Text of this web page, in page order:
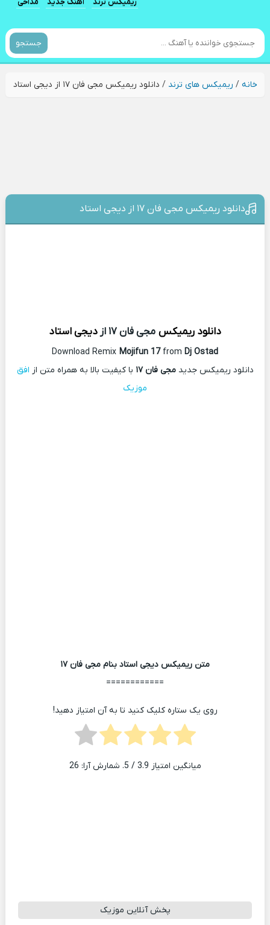
جستجو
خانه/ ریمیکس های ترند / دانلود ریمیکس مجی فان ۱۷ از دیجی استاد
دانلود ریمیکس مجی فان ۱۷ از دیجی استاد
دانلود ریمیکس مجی فان ۱۷ از دیجی استاد
Download Remix Mojifun 17from Dj Ostad
دانلود ریمیکس جدیدمجی فان ۱۷ با کیفیت بالا به همراه متن از افق
موزیک
متن ریمیکس دیجی استاد بنام مجی فان ۱۷
============
روی یک ستاره کلیک کنید تا به آن امتیاز دهید!
میانگین امتیاز 3.9 / 5. شمارش آرا: 26
پخش آنلاین موزیک